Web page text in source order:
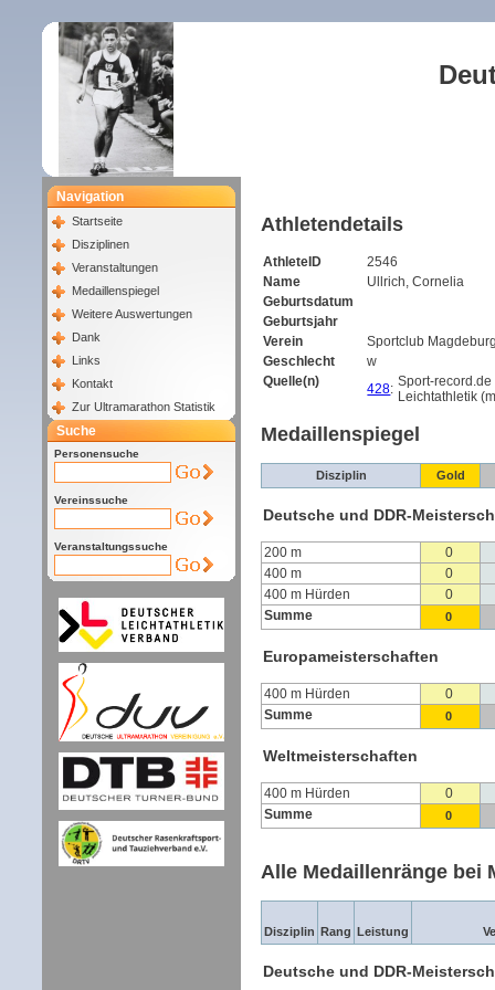
Navigation
Startseite
Disziplinen
Veranstaltungen
Medaillenspiegel
Weitere Auswertungen
Dank
Links
Kontakt
Zur Ultramarathon Statistik
Suche
Personensuche
Vereinssuche
Veranstaltungssuche
Athletendetails
AthleteID
2546
Name
Ullrich, Cornelia
Geburtsdatum
Geburtsjahr
Verein
Sportclub
Geschlecht
w
Quelle(n)
428: Sport-
Leichtathletik
Medaillenspiegel
Disziplin Gold
Deutsche und DDR-
200 m
0
400 m
0
400 m Hürden
0
Summe
0
Europameisterschaften
400 m Hürden
0
Summe
0
Weltmeisterschaften
400 m Hürden
0
Summe
0
Alle Medaillenränge bei
Disziplin Rang Leistung
Deutsche und DDR-